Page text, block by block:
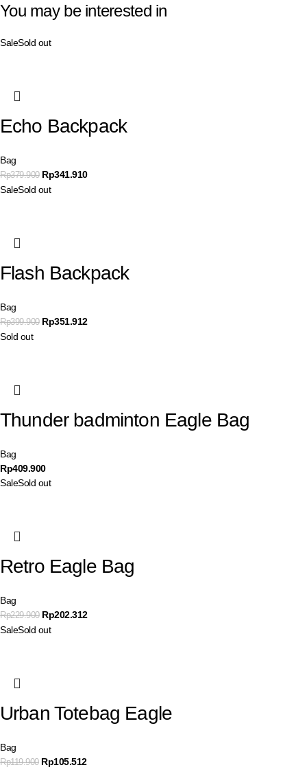
You may be interested in
SaleSold out
Echo Backpack
Bag
Rp379.900 Rp341.910
SaleSold out
Flash Backpack
Bag
Rp399.900 Rp351.912
Sold out
Thunder badminton Eagle Bag
Bag
Rp409.900
SaleSold out
Retro Eagle Bag
Bag
Rp229.900 Rp202.312
SaleSold out
Urban Totebag Eagle
Bag
Rp119.900 Rp105.512